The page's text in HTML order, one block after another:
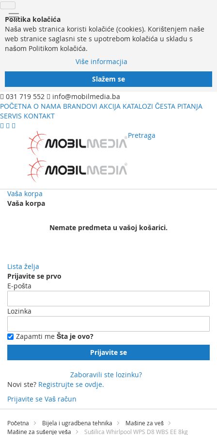
Politika kolačića
Naša web stranica koristi kolačiće (cookies). Korištenjem naše
web stranice saglasni ste s upotrebom kolačića u skladu s
našom Politikom kolačića.
Više informacjia
Slažem se
031 719 552
info@mobilmedia.ba
POČETNA O NAMA BRANDOVI AKCIJA KATALOZI ČESTA PITANJA
SERVIS KONTAKT
Pretraga
Vaša korpa
Vaša korpa
Nemate predmeta u vašoj košarici.
Lista želja
Prijavite se prvo
E-pošta
Lozinka
Zapamti me Šta je ovo?
Prijavite se
Zaboravili ste lozinku?
Novi ste? Registrujte se ovdje.
Prijavite se Vaš račun
Preskočite
sadržaj
Početna Bijela i ugradbena tehnika
Mašine za veš
Mašine za sušenje veša
Sušilica Whirlpool WPS D8 WBS EE 8kg